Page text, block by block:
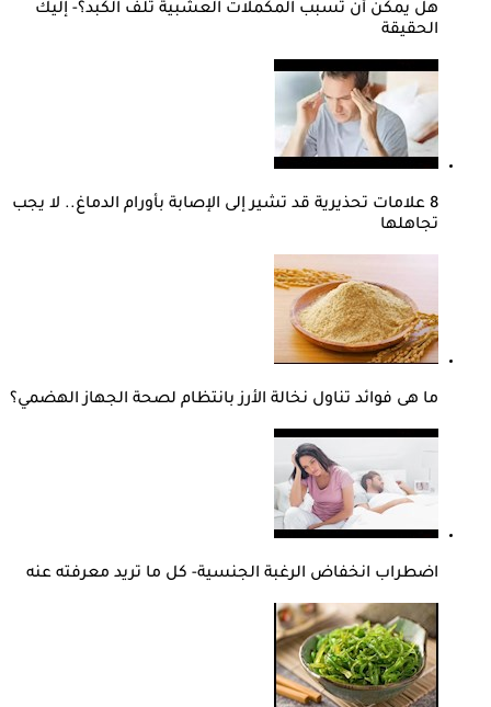
هل يمكن أن تسبب المكملات العشبية تلف الكبد؟- إليك
الحقيقة
8 علامات تحذيرية قد تشير إلى الإصابة بأورام الدماغ.. لا يجب
تجاهلها
ما هى فوائد تناول نخالة الأرز بانتظام لصحة الجهاز الهضمي؟
اضطراب انخفاض الرغبة الجنسية- كل ما تريد معرفته عنه